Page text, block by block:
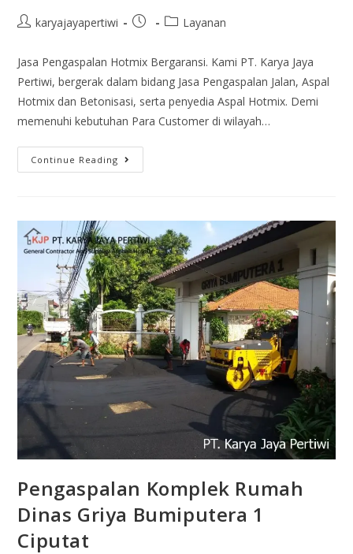
karyajayapertiwi Layanan
Jasa Pengaspalan Hotmix Bergaransi. Kami PT. Karya Jaya
Pertiwi, bergerak dalam bidang Jasa Pengaspalan Jalan, Aspal
Hotmix dan Betonisasi, serta penyedia Aspal Hotmix. Demi
memenuhi kebutuhan Para Customer di wilayah…
Continue Reading
Pengaspalan Komplek Rumah
Dinas Griya Bumiputera 1
Ciputat